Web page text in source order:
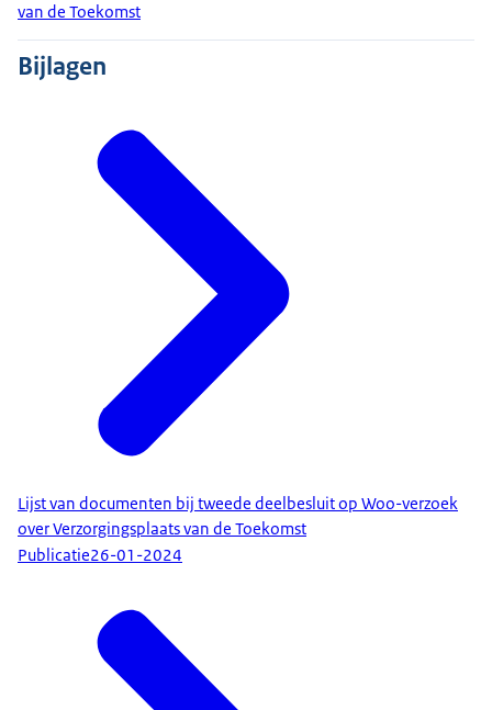
van de Toekomst
Bijlagen
Lijst van documenten bij tweede deelbesluit op Woo-verzoek
over Verzorgingsplaats van de Toekomst
Publicatie26-01-2024